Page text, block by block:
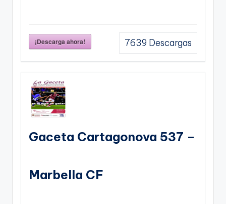
¡Descarga ahora! 7639 Descargas
Gaceta Cartagonova 537 –
Marbella CF